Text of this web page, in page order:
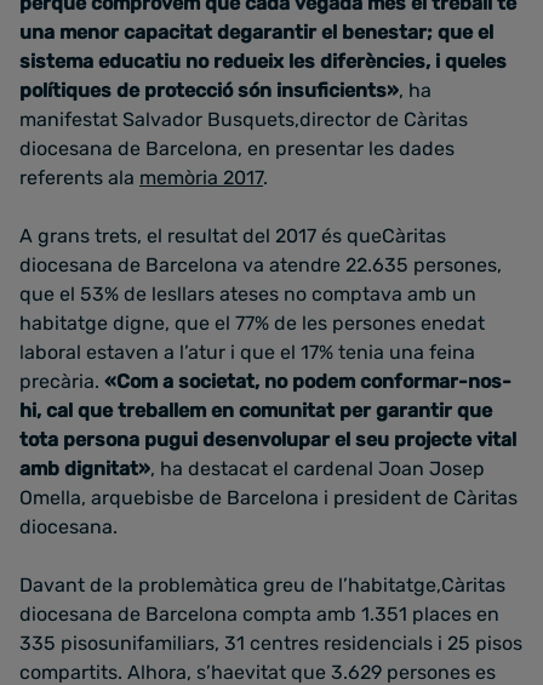
una menor capacitat degarantir el benestar; que el
sistema educatiu no redueix les diferències, i queles
polítiques de protecció són insuficients», ha
manifestat Salvador Busquets,director de Càritas
diocesana de Barcelona, en presentar les dades
referents ala memòria 2017.
A grans trets, el resultat del 2017 és queCàritas
diocesana de Barcelona va atendre 22.635 persones,
que el 53% de lesllars ateses no comptava amb un
habitatge digne, que el 77% de les persones enedat
laboral estaven a l’atur i que el 17% tenia una feina
precària. «Com a societat, no podem conformar-nos-
hi, cal que treballem en comunitat per garantir que
tota persona pugui desenvolupar el seu projecte vital
amb dignitat», ha destacat el cardenal Joan Josep
Omella, arquebisbe de Barcelona i president de Càritas
diocesana.
Davant de la problemàtica greu de l’habitatge,Càritas
diocesana de Barcelona compta amb 1.351 places en
335 pisosunifamiliars, 31 centres residencials i 25 pisos
compartits. Alhora, s’haevitat que 3.629 persones es